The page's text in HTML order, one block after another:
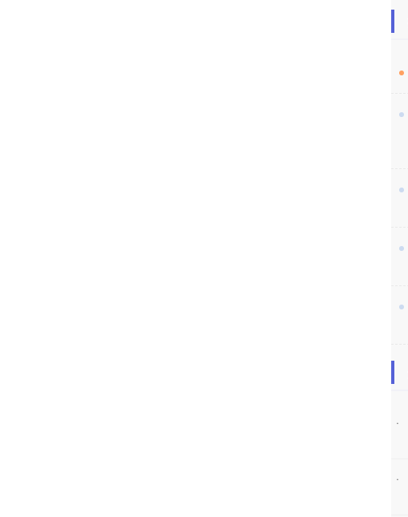
·
·